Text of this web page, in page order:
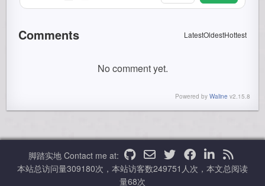
Comments LatestOldestHottest
No comment yet.
Powered by Waline v2.15.8
脚踏实地 Contact me at:
本站总访问量309180次，本站访客数249751 人次，本文总阅读
量68次